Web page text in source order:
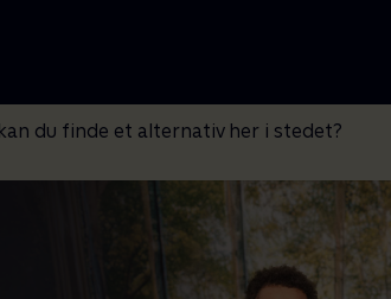
du finde et alternativ her i stedet?